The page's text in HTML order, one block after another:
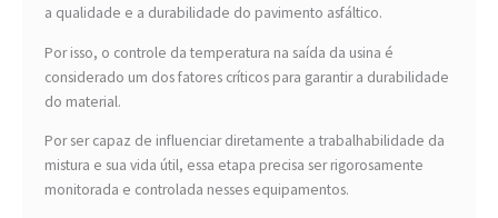
a qualidade e a durabilidade do pavimento asfáltico.
Por isso, o controle da temperatura na saída da usina é
considerado um dos fatores críticos para garantir a durabilidade
do material.
Por ser capaz de influenciar diretamente a trabalhabilidade da
mistura e sua vida útil, essa etapa precisa ser rigorosamente
monitorada e controlada nesses equipamentos.